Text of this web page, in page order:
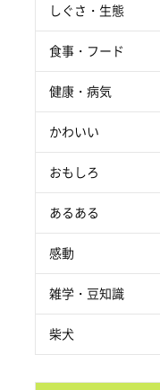
しぐさ・生態
食事・フード
健康・病気
かわいい
おもしろ
あるある
感動
雑学・豆知識
柴犬